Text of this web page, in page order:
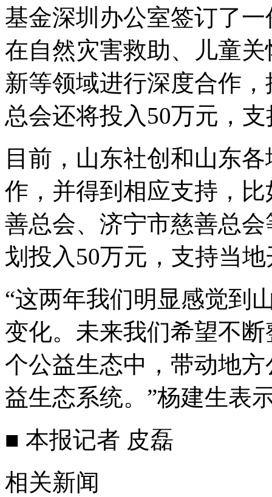
基金深圳办公室签订了
在自然灾害救助、儿童
新等领域进行深度合作
总会还将投入50万元，
目前，山东社创和山东
作，并得到相应支持，
善总会、济宁市慈善总
划投入50万元，支持当
“这两年我们明显感觉到
变化。未来我们希望不
个公益生态中，带动地
益生态系统。”杨建生表
■ 本报记者 皮磊
相关新闻